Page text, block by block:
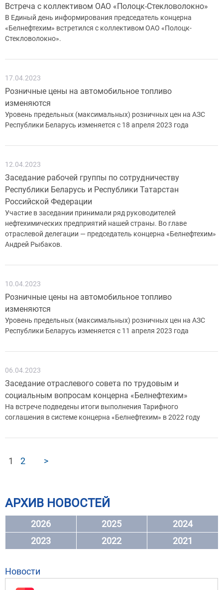
Встреча с коллективом ОАО «Полоцк-Стекловолокно»
В Единый день информирования председатель концерна
«Белнефтехим» встретился с коллективом ОАО «Полоцк-
Стекловолокно».
17.04.2023
Розничные цены на автомобильное топливо
изменяются
Уровень предельных (максимальных) розничных цен на АЗС
Республики Беларусь изменяется с 18 апреля 2023 года
12.04.2023
Заседание рабочей группы по сотрудничеству
Республики Беларусь и Республики Татарстан
Российской Федерации
Участие в заседании принимали ряд руководителей
нефтехимических предприятий нашей страны. Во главе
отраслевой делегации — председатель концерна «Белнефтехим»
Андрей Рыбаков.
10.04.2023
Розничные цены на автомобильное топливо
изменяются
Уровень предельных (максимальных) розничных цен на АЗС
Республики Беларусь изменяется с 11 апреля 2023 года
06.04.2023
Заседание отраслевого совета по трудовым и
социальным вопросам концерна «Белнефтехим»
На встрече подведены итоги выполнения Тарифного
соглашения в системе концерна «Белнефтехим» в 2022 году
1 2 >
АРХИВ НОВОСТЕЙ
2026 2025
2024
2023
2022 2021
Новости